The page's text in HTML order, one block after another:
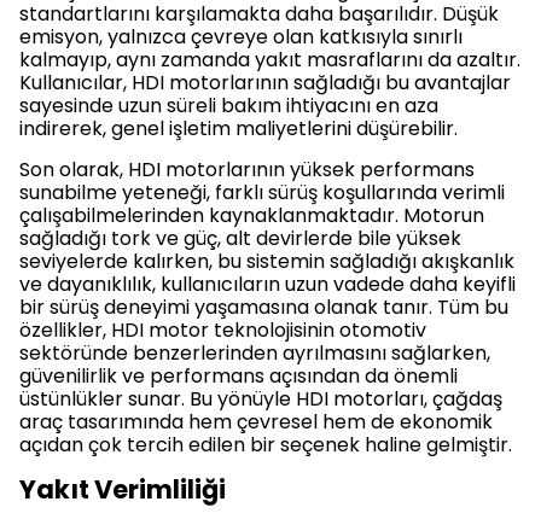
standartlarını karşılamakta daha başarılıdır. Düşük
emisyon, yalnızca çevreye olan katkısıyla sınırlı
kalmayıp, aynı zamanda yakıt masraflarını da azaltır.
Kullanıcılar, HDI motorlarının sağladığı bu avantajlar
sayesinde uzun süreli bakım ihtiyacını en aza
indirerek, genel işletim maliyetlerini düşürebilir.
Son olarak, HDI motorlarının yüksek performans
sunabilme yeteneği, farklı sürüş koşullarında verimli
çalışabilmelerinden kaynaklanmaktadır. Motorun
sağladığı tork ve güç, alt devirlerde bile yüksek
seviyelerde kalırken, bu sistemin sağladığı akışkanlık
ve dayanıklılık, kullanıcıların uzun vadede daha keyifli
bir sürüş deneyimi yaşamasına olanak tanır. Tüm bu
özellikler, HDI motor teknolojisinin otomotiv
sektöründe benzerlerinden ayrılmasını sağlarken,
güvenilirlik ve performans açısından da önemli
üstünlükler sunar. Bu yönüyle HDI motorları, çağdaş
araç tasarımında hem çevresel hem de ekonomik
açıdan çok tercih edilen bir seçenek haline gelmiştir.
Yakıt Verimliliği